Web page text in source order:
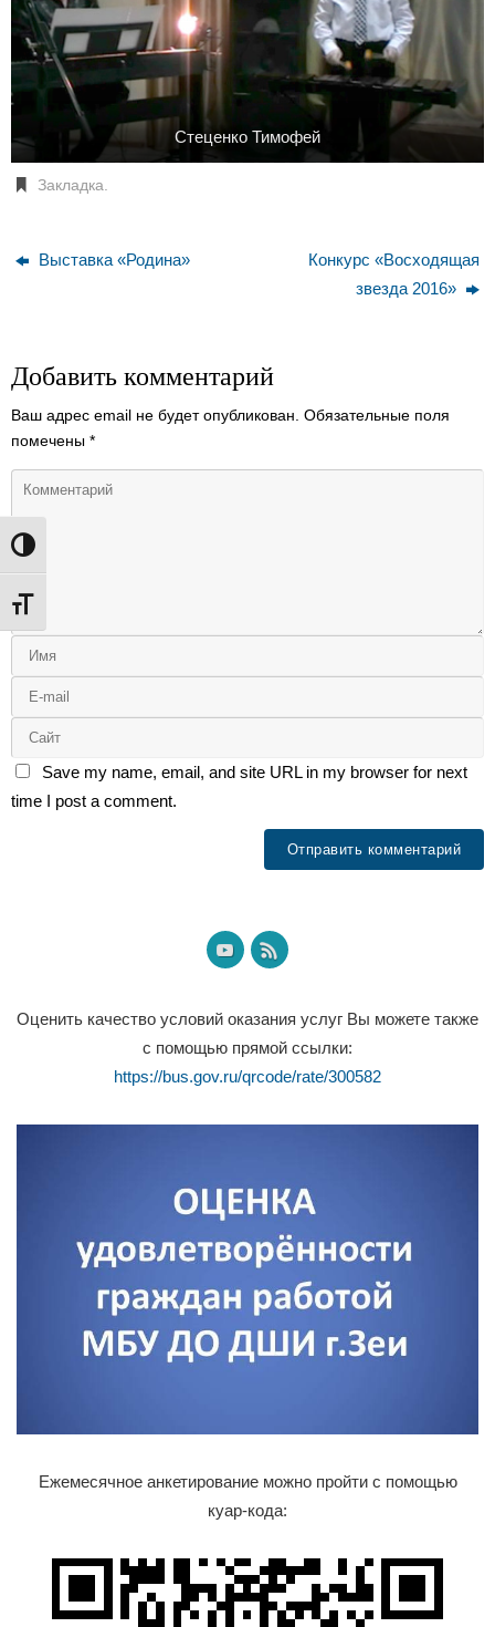
Переключить на высокую контрастность
Переключить на увеличенный шрифт
Стеценко Тимофей
Закладка.
Выставка «Родина»
Конкурс «Восходящая
звезда 2016»
Добавить комментарий
Ваш адрес email не будет опубликован. Обязательные поля
помечены *
Save my name, email, and site URL in my browser for next
time I post a comment.
Оценить качество условий оказания услуг Вы можете также
с помощью прямой ссылки:
https://bus.gov.ru/qrcode/rate/300582
Ежемесячное анкетирование можно пройти с помощью
куар-кода: